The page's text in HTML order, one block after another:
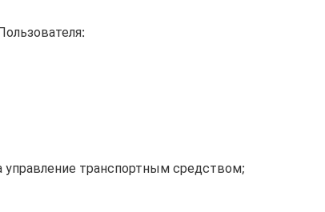
транспортным средством;